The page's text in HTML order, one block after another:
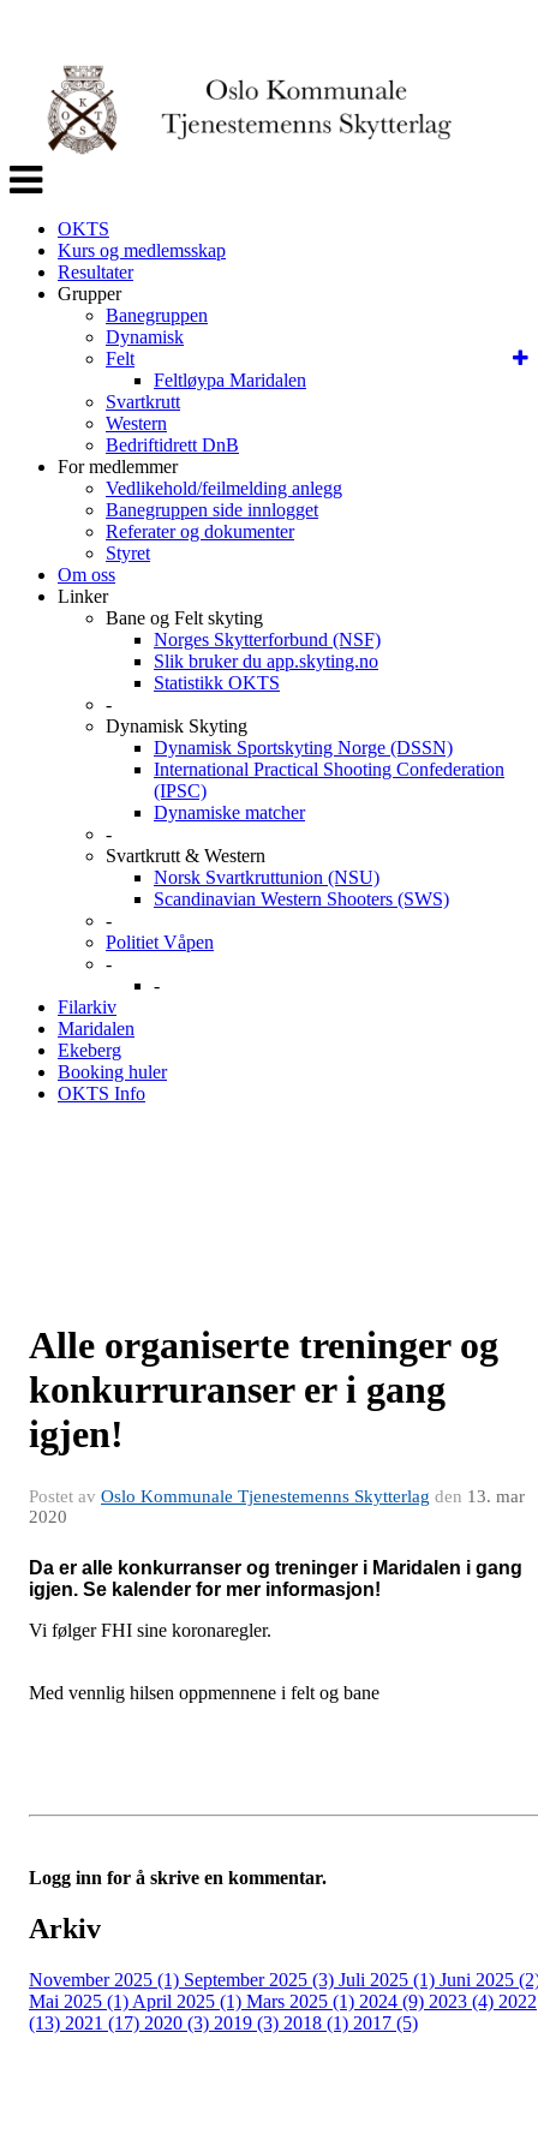
Veksle
navigasjon
OKTS
Kurs og medlemsskap
Resultater
Grupper
Banegruppen
Dynamisk
Felt
Feltløypa Maridalen
Svartkrutt
Western
Bedriftidrett DnB
For medlemmer
Vedlikehold/feilmelding anlegg
Banegruppen side innlogget
Referater og dokumenter
Styret
Om oss
Linker
Bane og Felt skyting
Norges Skytterforbund (NSF)
Slik bruker du app.skyting.no
Statistikk OKTS
-
Dynamisk Skyting
Dynamisk Sportskyting Norge (DSSN)
International Practical Shooting Confederation
(IPSC)
Dynamiske matcher
-
Svartkrutt & Western
Norsk Svartkruttunion (NSU)
Scandinavian Western Shooters (SWS)
-
Politiet Våpen
-
-
Filarkiv
Maridalen
Ekeberg
Booking huler
OKTS Info
Alle organiserte treninger og
konkurruranser er i gang
igjen!
Postet av Oslo Kommunale Tjenestemenns Skytterlag den 13. mar
2020
Da er alle konkurranser og treninger i Maridalen i gang
igjen. Se kalender for mer informasjon!
Vi følger FHI sine koronaregler.
Med vennlig hilsen oppmennene i felt og bane
Logg inn for å skrive en kommentar.
Arkiv
November 2025 (1) September 2025 (3) Juli 2025 (1) Juni 2025
Mai 2025 (1) April 2025 (1) Mars 2025 (1) 2024 (9) 2023 (4) 2022
(13) 2021 (17) 2020 (3) 2019 (3) 2018 (1) 2017 (5)